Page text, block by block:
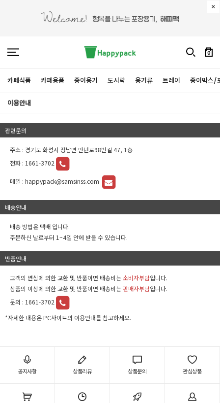
0
카페식품 카페용품 종이용기 도시락 용기류 트레이 종이박스/
이용안내
관련문의
주소 : 경기도 화성시 정남면 만년로98번길 47, 1층
전화 : 1661-3702
메일 : happypack@samsinss.com
배송안내
배송 방법은 택배 입니다.
주문하신 날로부터 1~4일 안에 받을 수 있습니다.
반품안내
고객의 변심에 의한 교환 및 반품이면 배송비는소비자부담입니다.
상품의 이상에 의한 교환 및 반품이면 배송비는판매자부담입니다.
문의 : 1661-3702
*자세한 내용은 PC사이트의 이용안내를 참고하세요.
공지사항 상품리뷰 상품문의 관심상품